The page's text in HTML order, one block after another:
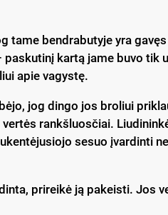
tame bendrabutyje yra
paskutinį kartą jame buvo
apie vagystę.
jog dingo jos broliui
rankšluosčiai.
sesuo įvardinti
prireikė ją pakeisti. Jos